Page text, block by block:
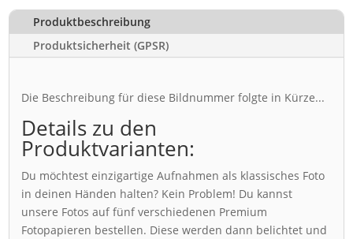
Produktbeschreibung
Produktsicherheit (GPSR)
Die Beschreibung für diese Bildnummer folgte in Kürze...
Details zu den
Produktvarianten:
Du möchtest einzigartige Aufnahmen als klassisches Foto
in deinen Händen halten? Kein Problem! Du kannst
unsere Fotos auf fünf verschiedenen Premium
Fotopapieren bestellen. Diese werden dann belichtet und